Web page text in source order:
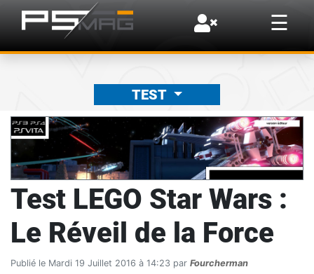
☰
×
TEST
Test LEGO Star Wars :
Le Réveil de la Force
Publié le Mardi 19 Juillet 2016 à 14:23 par Fourcherman